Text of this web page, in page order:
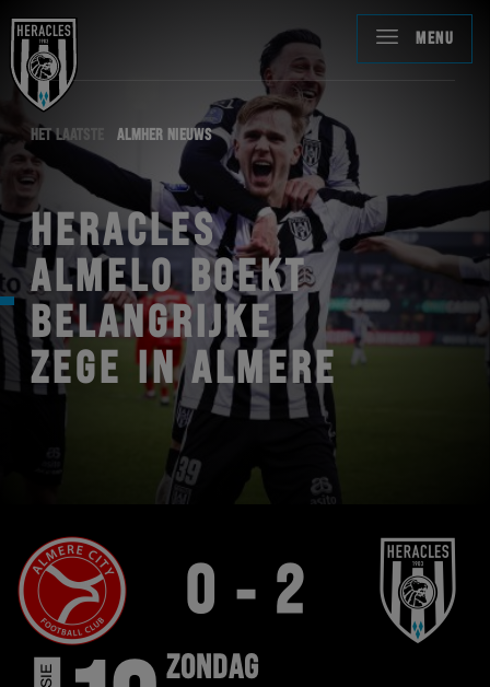
MENU
HET LAATSTE ALMHER NIEUWS
HERACLES
ALMELO BOEKT
BELANGRIJKE
ZEGE IN ALMERE
ZONDAG
0 - 2